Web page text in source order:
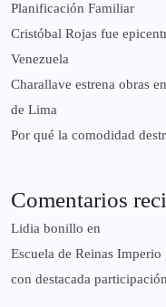
Planificación Familiar
Cristóbal Rojas fue
Venezuela
Charallave estrena obras
de Lima
Por qué la comodidad
Comentarios
Lidia bonillo en
Escuela de Reinas
con destacada